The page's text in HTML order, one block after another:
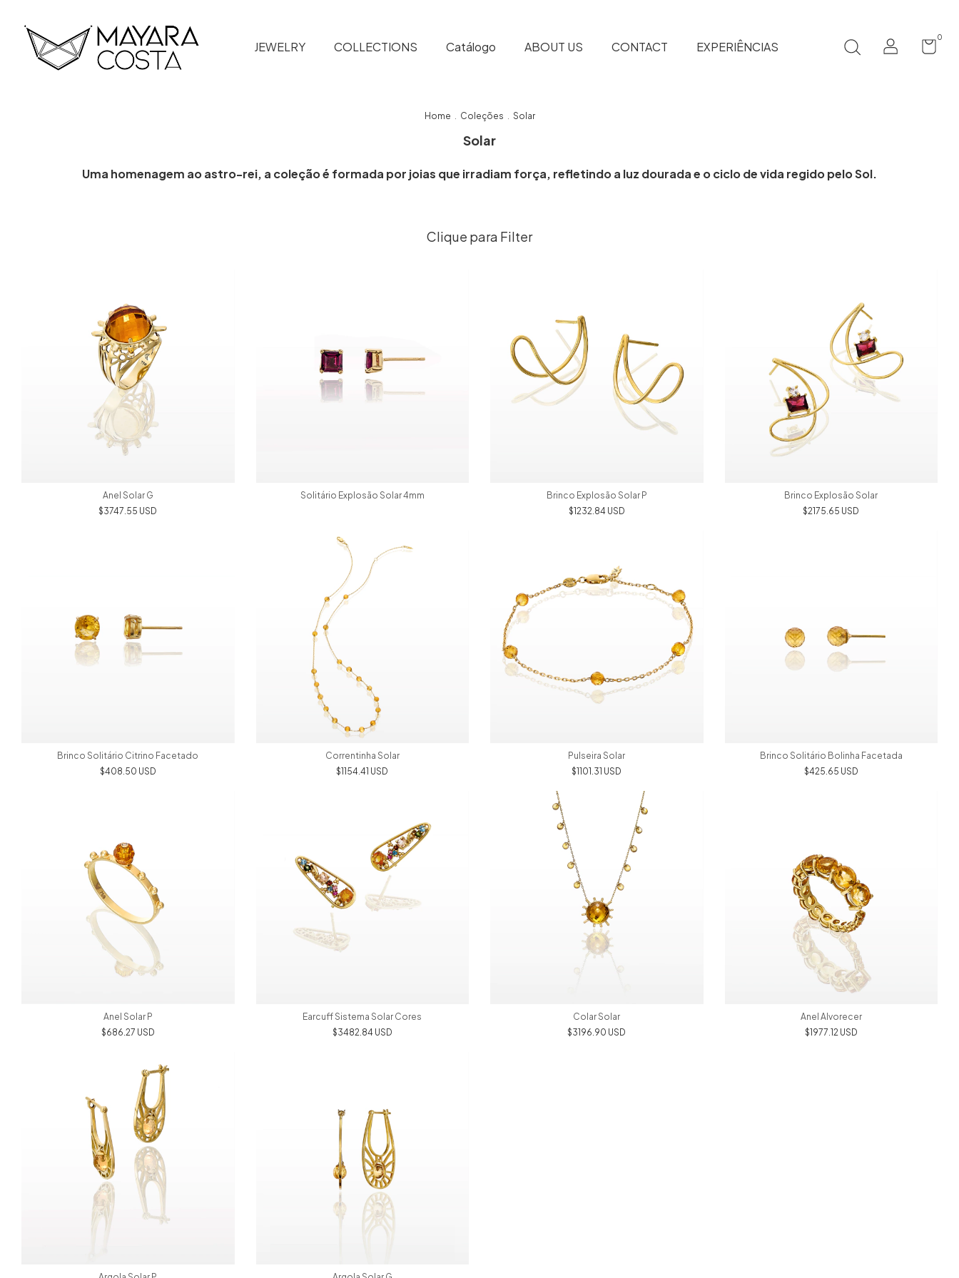
JEWELRY COLLECTIONS Catálogo ABOUT US CONTACT EXPERIÊNCIAS
0
Home Coleções Solar
Solar
Filter
Anel Solar G
$3747.55 USD
Solitário Explosão Solar 4mm
Brinco Explosão Solar P
$1232.84 USD
Brinco Explosão Solar
$2175.65 USD
Brinco Solitário Citrino Facetado
$408.50 USD
Correntinha Solar
$1154.41 USD
Pulseira Solar
$1101.31 USD
Brinco Solitário Bolinha Facetada
$425.65 USD
Anel Solar P
$686.27 USD
Earcuff Sistema Solar Cores
$3482.84 USD
Colar Solar
$3196.90 USD
Anel Alvorecer
$1977.12 USD